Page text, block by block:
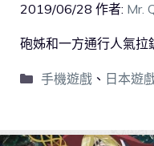
2019/06/28 作者: Mr.
砲姊和一方通行人氣拉
手機遊戲、 日本遊